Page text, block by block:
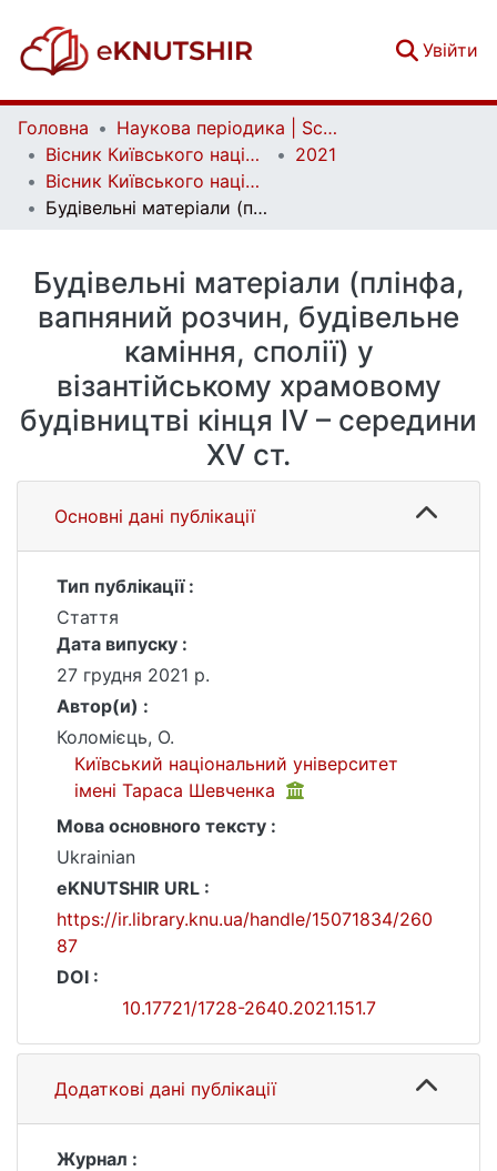
Увійти
Головна
Наукова періодика | Scientific periodicals
Вісник Київського національного університету імені Тараса Шевченка. Історія | Bulletin of Taras Shevchenko National University of Kyiv. History
2021
Вісник Київського національного університету імені Тараса Шевченка. Історія. Вип. 151
Будівельні матеріали (плінфа, вапняний розчин, будівельне каміння, сполії) у візантійському храмовому будівництві кінця IV – середини XV ст.
Будівельні матеріали (плінфа,
вапняний розчин, будівельне
каміння, сполії) у
візантійському храмовому
будівництві кінця IV – середини
XV ст.
Основні дані публікації
Тип публікації :
Стаття
Дата випуску :
27 грудня 2021 р.
Автор(и) :
Коломієць, О.
Київський національний університет
імені Тараса Шевченка
Мова основного тексту :
Ukrainian
eKNUTSHIR URL :
https://ir.library.knu.ua/handle/15071834/260
87
DOI :
10.17721/1728-2640.2021.151.7
Додаткові дані публікації
Журнал :